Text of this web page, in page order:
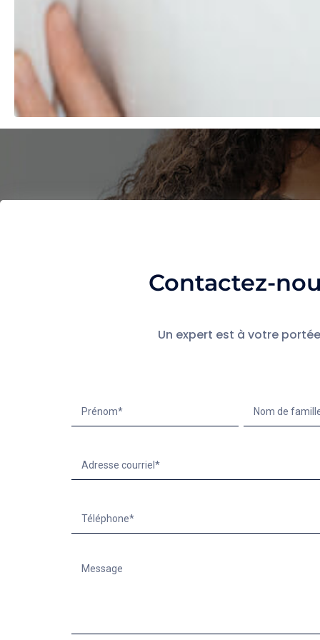
Contactez-
Un expert est à votre